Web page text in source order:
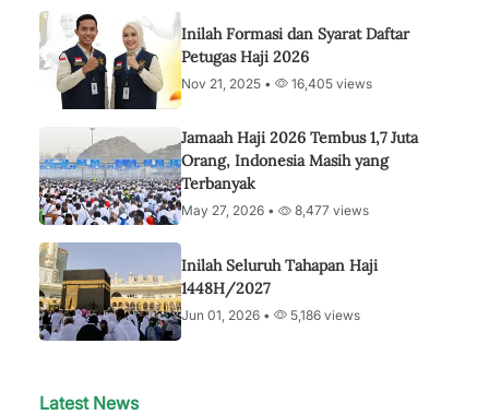
Inilah Formasi dan Syarat Daftar
Petugas Haji 2026
Nov 21, 2025 • 16,405 views
Jamaah Haji 2026 Tembus 1,7 Juta
Orang, Indonesia Masih yang
Terbanyak
May 27, 2026 • 8,477 views
Inilah Seluruh Tahapan Haji
1448H/2027
Jun 01, 2026 • 5,186 views
Latest News